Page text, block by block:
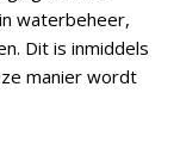
waterbeheer,
Dit is inmiddels
manier wordt